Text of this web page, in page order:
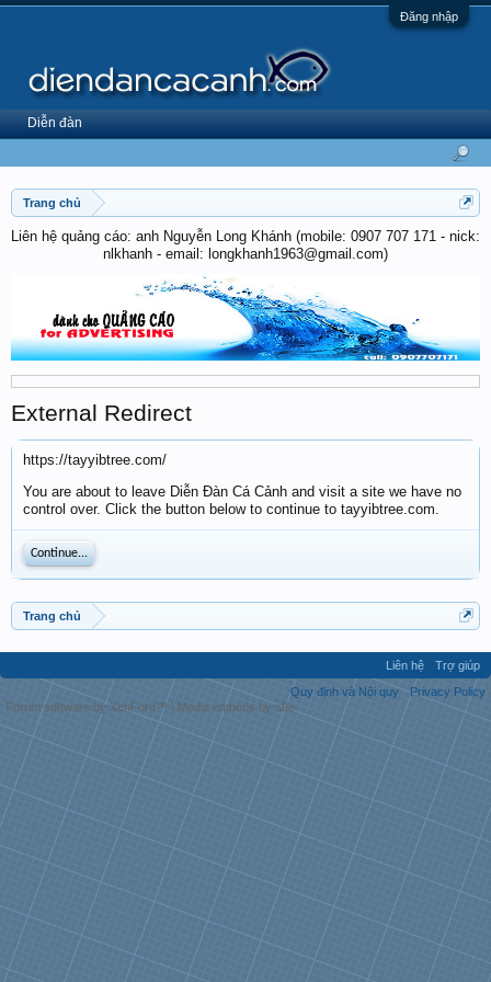
Đăng nhập
Trang chủ
Liên hệ quảng cáo: anh Nguyễn Long Khánh (mobile: 0907 707 171 - nick:
nlkhanh - email: longkhanh1963@gmail.com)
External Redirect
https://tayyibtree.com/
You are about to leave Diễn Đàn Cá Cảnh and visit a site we have no
control over. Click the button below to continue to tayyibtree.com.
Continue...
Trang chủ
Diễn đàn
Liên hệ
Trợ giúp
Quy định và Nội quy
Privacy Policy
Forum software by XenForo™ | Media embeds by s9e